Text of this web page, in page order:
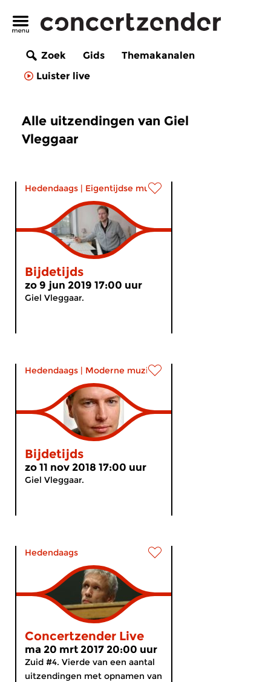
Zoek Gids
Themakanalen
Luister live
Alle uitzendingen van Giel
Vleggaar
Hedendaags | Eigentijdse muziek
Bijdetijds
zo 9 jun 2019 17:00 uur
Giel Vleggaar.
Hedendaags | Moderne muziek
Bijdetijds
zo 11 nov 2018 17:00 uur
Giel Vleggaar.
Hedendaags
Concertzender Live
ma 20 mrt 2017 20:00 uur
Zuid #4. Vierde van een aantal
uitzendingen met opnamen van